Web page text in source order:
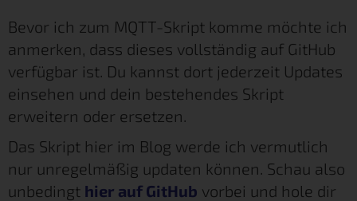
Bevor ich zum MQTT-Skript komme möchte ich
anmerken, dass dieses vollständig auf GitHub
verfügbar ist. Du kannst dort jederzeit Updates
einsehen und dein bestehendes Skript
erweitern oder ersetzen.
Das Skript hier im Blog werde ich vermutlich
nur unregelmäßig updaten können. Schau also
unbedingt hier auf GitHub vorbei und hole dir